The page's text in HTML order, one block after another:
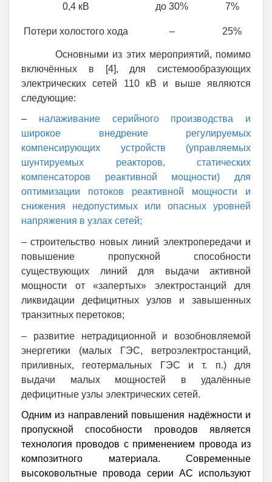
0,4 кВ до 30% 7%
Потери холостого хода – 25%
Основными из этих мероприятий, помимо
включённых в [4], для системообразующих
электрических сетей 110 кВ и выше являются
следующие:
– налаживание серийного производства и
широкое внедрение регулируемых
компенсирующих устройств (управляемых
шунтируемых реакторов, статических
компенсаторов реактивной мощности) для
оптимизации потоков реактивной мощности и
снижения недопустимых или опасных уровней
напряжения в узлах сетей;
– строительство новых линий электропередачи и
повышение пропускной способности
существующих линий для выдачи активной
мощности от «запертых» электростанций для
ликвидации дефицитных узлов и завышенных
транзитных перетоков;
– развитие нетрадиционной и возобновляемой
энергетики (малых ГЭС, ветроэлектростанций,
приливных, геотермальных ГЭС и т. п.) для
выдачи малых мощностей в удалённые
дефицитные узлы электрических сетей.
Одним из направлений повышения надёжности и
пропускной способности проводов является
технология проводов с применением провода из
композитного материала. Современные
высоковольтные провода серии АС используют